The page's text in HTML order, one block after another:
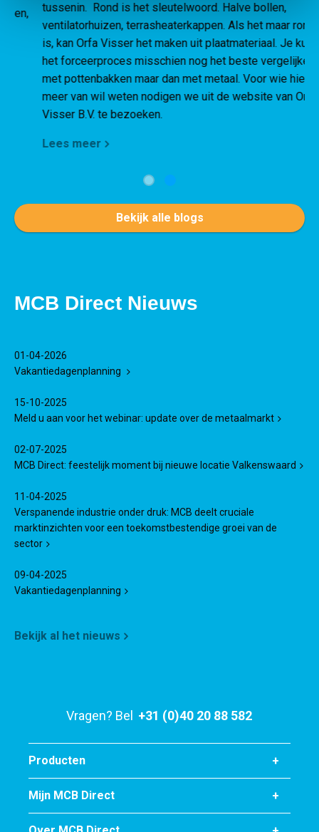
tussenin. Rond is het sleutelwoord. Halve bollen,
ventilatorhuizen, terrasheaterkappen. Als het maar rond
is, kan Orfa Visser het maken uit plaatmateriaal. Je kunt
het forceerproces misschien nog het beste vergelijken
met pottenbakken maar dan met metaal. Voor wie hier
meer van wil weten nodigen we uit de website van Orfa
Visser B.V. te bezoeken.
Lees meer
Bekijk alle blogs
MCB Direct Nieuws
01-04-2026
Vakantiedagenplanning
15-10-2025
Meld u aan voor het webinar: update over de metaalmarkt
02-07-2025
MCB Direct: feestelijk moment bij nieuwe locatie Valkenswaard
11-04-2025
Verspanende industrie onder druk: MCB deelt cruciale
marktinzichten voor een toekomstbestendige groei van de
sector
09-04-2025
Vakantiedagenplanning
Bekijk al het nieuws
Vragen? Bel +31 (0)40 20 88 582
Producten
Mijn MCB Direct